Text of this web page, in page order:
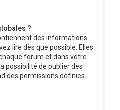
?
des informations
lire dès que possible. Elles
forum et dans votre
possibilité de publier des
des permissions définies